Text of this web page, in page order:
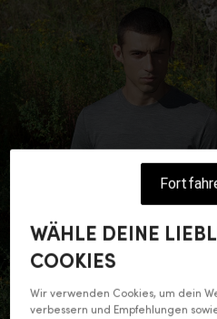
WÄHLE DEINE
COOKIES
Wir verwenden Cookies, um dein
verbessern und Empfehlungen